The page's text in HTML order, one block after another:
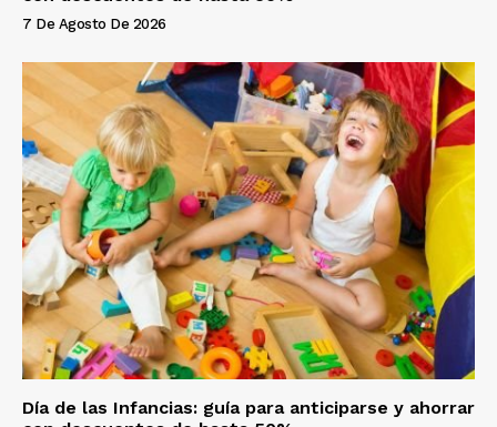
7 De Agosto De 2026
Día de las Infancias: guía para anticiparse y ahorrar